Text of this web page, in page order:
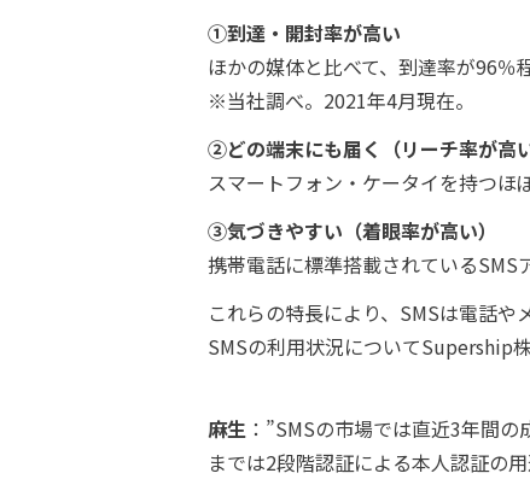
①到達・開封率が高い
ほかの媒体と比べて、到達率が96％
※当社調べ。2021年4月現在。
②どの端末にも届く（リーチ率が高い
スマートフォン・ケータイを持つほ
③気づきやすい（着眼率が高い）
携帯電話に標準搭載されているSMS
これらの特長により、SMSは電話や
SMSの利用状況についてSupership
麻生 ：”SMSの市場では直近3年間
までは2段階認証による本人認証の